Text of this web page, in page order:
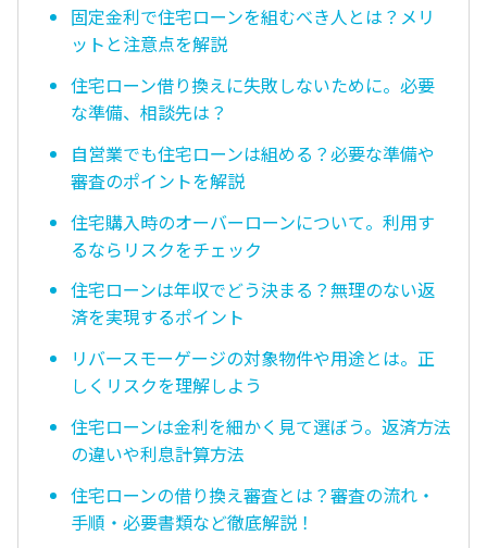
固定金利で住宅ローンを組むべき人とは？メリ
ットと注意点を解説
住宅ローン借り換えに失敗しないために。必要
な準備、相談先は？
自営業でも住宅ローンは組める？必要な準備や
審査のポイントを解説
住宅購入時のオーバーローンについて。利用す
るならリスクをチェック
住宅ローンは年収でどう決まる？無理のない返
済を実現するポイント
リバースモーゲージの対象物件や用途とは。正
しくリスクを理解しよう
住宅ローンは金利を細かく見て選ぼう。返済方法
の違いや利息計算方法
住宅ローンの借り換え審査とは？審査の流れ・
手順・必要書類など徹底解説！